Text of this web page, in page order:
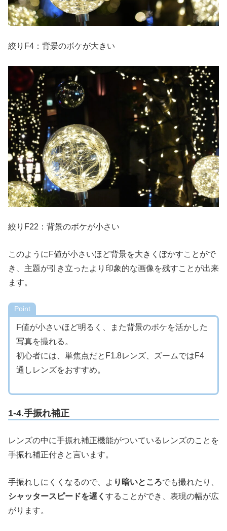
絞りF4：背景のボケが大きい
絞りF22：背景のボケが小さい
このようにF値が小さいほど背景を大きくぼかすことがで
き、主題が引き立ったより印象的な画像を残すことが出来
ます。
Point
F値が小さいほど明るく、また背景のボケを活かした
写真を撮れる。
初心者には、単焦点だとF1.8レンズ、ズームではF4
通しレンズをおすすめ。
1-4.手振れ補正
レンズの中に手振れ補正機能がついているレンズのことを
手振れ補正付きと言います。
手振れしにくくなるので、よ り暗いところでも撮れたり、
シャッタースピードを遅く することができ、表現の幅が広
がります。